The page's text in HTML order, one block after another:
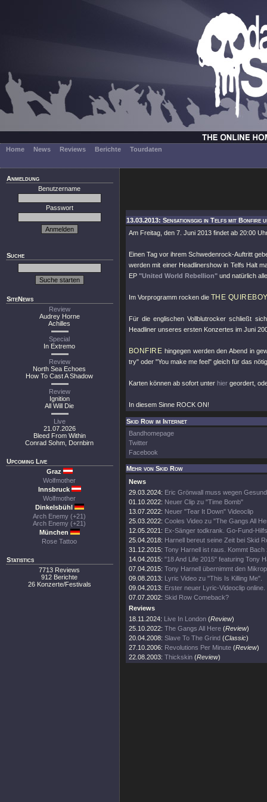
Home News Reviews Berichte Tourdaten
Anmeldung
Benutzername
Passwort
Suche
SiteNews
Review
Audrey Horne
Achilles
Special
In Extremo
Review
North Sea Echoes
How To Cast A Shadow
Review
Ignition
All Will Die
Live
21.07.2026
Bleed From Within
Conrad Sohm, Dornbirn
Upcoming Live
Graz
Wolfmother
Innsbruck
Wolfmother
Dinkelsbühl
Arch Enemy (+21)
Arch Enemy (+21)
München
Rose Tattoo
Statistics
7713 Reviews
912 Berichte
26 Konzerte/Festivals
13.03.2013: Sensationsgig in Telfs mit Bonfire
Am Freitag, den 7. Juni 2013 findet ab 20:00
Einen Tag vor ihrem Schwedenrock-Auftritt
werden mit einer Headlinershow in Telfs Halt
EP "United World Rebellion" und natürlich
Im Vorprogramm rocken die THE
Für die englischen Vollblutrocker schließt
Headliner unseres ersten Konzertes im Juni
BONFIRE hingegen werden den Abend in
try" oder "You make me feel" gleich für das
Karten können ab sofort unter hier geordert,
In diesem Sinne ROCK ON!
Skid Row im Internet
Bandhomepage
Twitter
Facebook
Mehr von Skid Row
News
29.03.2024: Eric Grönwall muss wegen
01.10.2022: Neuer Clip zu "Time Bomb"
13.07.2022: Neuer "Tear It Down" Videoclip
25.03.2022: Cooles Video zu "The Gangs All
12.05.2021: Ex-Sänger todkrank. Go-Fund-
25.04.2018: Harnell bereut seine Zeit bei Skid
31.12.2015: Tony Harnell ist raus. Kommt Bach
14.04.2015: "18 And Life 2015" featuring Tony
07.04.2015: Tony Harnell übernimmt den
09.08.2013: Lyric Video zu "This Is Killing Me".
09.04.2013: Erster neuer Lyric-Videoclip online.
07.07.2002: Skid Row Comeback?
Reviews
18.11.2024: Live In London (Review)
25.10.2022: The Gangs All Here (Review)
20.04.2008: Slave To The Grind (Classic)
27.10.2006: Revolutions Per Minute (Review)
22.08.2003: Thickskin (Review)